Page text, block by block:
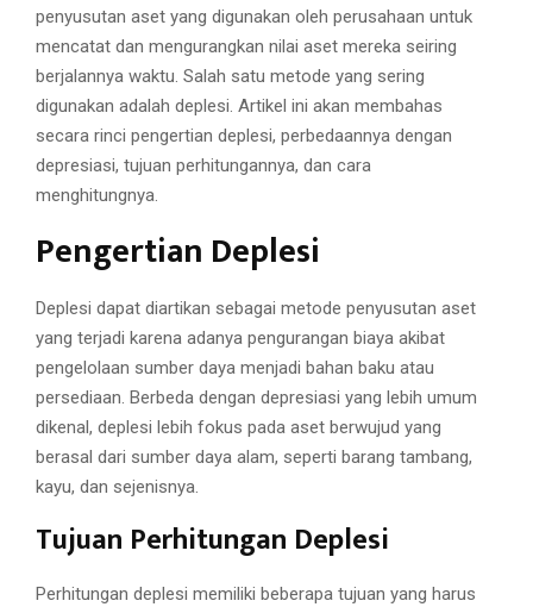
penyusutan aset yang digunakan oleh perusahaan untuk
mencatat dan mengurangkan nilai aset mereka seiring
berjalannya waktu. Salah satu metode yang sering
digunakan adalah deplesi. Artikel ini akan membahas
secara rinci pengertian deplesi, perbedaannya dengan
depresiasi, tujuan perhitungannya, dan cara
menghitungnya.
Pengertian Deplesi
Deplesi dapat diartikan sebagai metode penyusutan aset
yang terjadi karena adanya pengurangan biaya akibat
pengelolaan sumber daya menjadi bahan baku atau
persediaan. Berbeda dengan depresiasi yang lebih umum
dikenal, deplesi lebih fokus pada aset berwujud yang
berasal dari sumber daya alam, seperti barang tambang,
kayu, dan sejenisnya.
Tujuan Perhitungan Deplesi
Perhitungan deplesi memiliki beberapa tujuan yang harus